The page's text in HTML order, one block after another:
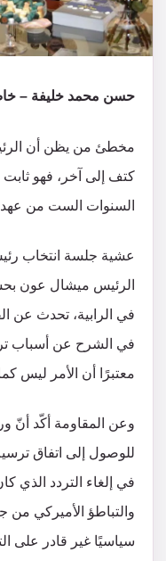
حسن محمد خليفة –
مخطئ من يظن أن
كتف إلى آخر، فهو ثابت
السنوات الست من
عشية جلسة انتخاب
الرئيس ميشال عون
في الرابية، تحدث عن
في الشرح عن أسباب
معتبرًا أن الأمر ليس
وعن المقاومة أكّد أنّ
للوصول إلى اتفاق
في إلغاء التردد الذي
والتباطؤ الأميركي من
سياسيًا غير قادر على